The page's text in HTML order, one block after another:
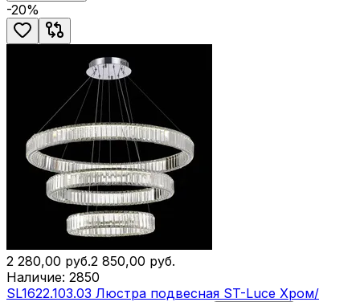
-20%
2 280,00 руб.2 850,00 руб.
Наличие: 2850
SL1622.103.03 Люстра подвесная ST-Luce Хром/